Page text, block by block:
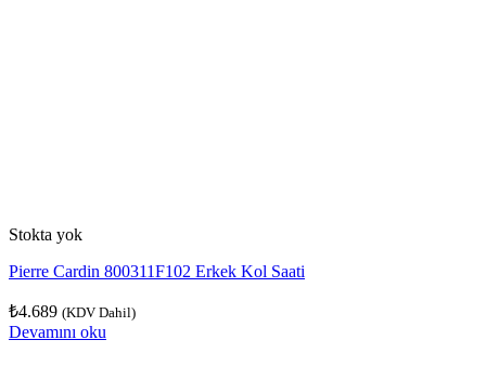
Stokta yok
Pierre Cardin 800311F102 Erkek Kol Saati
₺4.689 (KDV Dahil)
Devamını oku